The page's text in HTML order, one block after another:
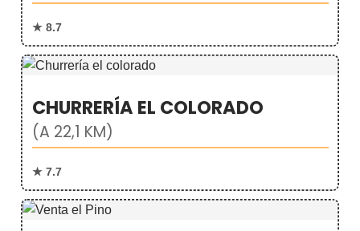
★ 8.7
CHURRERÍA EL COLORADO
(A 22,1 KM)
★ 7.7